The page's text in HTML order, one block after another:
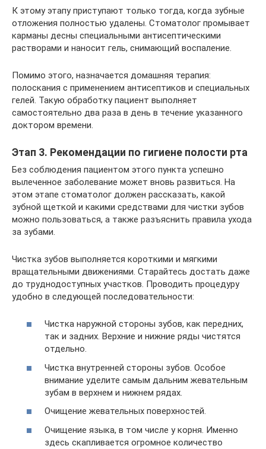
К этому этапу приступают только тогда, когда зубные
отложения полностью удалены. Стоматолог промывает
карманы десны специальными антисептическими
растворами и наносит гель, снимающий воспаление.
Помимо этого, назначается домашняя терапия:
полоскания с применением антисептиков и специальных
гелей. Такую обработку пациент выполняет
самостоятельно два раза в день в течение указанного
доктором времени.
Этап 3. Рекомендации по гигиене полости рта
Без соблюдения пациентом этого пункта успешно
вылеченное заболевание может вновь развиться. На
этом этапе стоматолог должен рассказать, какой
зубной щеткой и какими средствами для чистки зубов
можно пользоваться, а также разъяснить правила ухода
за зубами.
Чистка зубов выполняется короткими и мягкими
вращательными движениями. Старайтесь достать даже
до труднодоступных участков. Проводить процедуру
удобно в следующей последовательности:
Чистка наружной стороны зубов, как передних,
так и задних. Верхние и нижние ряды чистятся
отдельно.
Чистка внутренней стороны зубов. Особое
внимание уделите самым дальним жевательным
зубам в верхнем и нижнем рядах.
Очищение жевательных поверхностей.
Очищение языка, в том числе у корня. Именно
здесь скапливается огромное количество